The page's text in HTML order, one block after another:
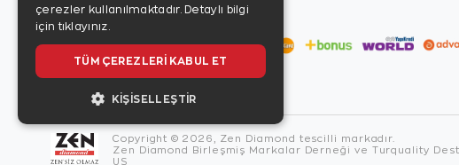
Copyright © 2026, Zen Diamond tescilli markadır.
Zen Diamond Birleşmiş Markalar Derneği ve Turquality
US
çerezler kullanılmaktadır. Detaylı bilgi
için tıklayınız.
TÜM ÇEREZLERI KABUL ET
KIŞISELLEŞTIR